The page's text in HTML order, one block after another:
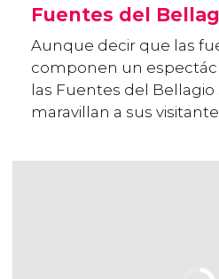
Fuentes del
Aunque decir que las
componen un
las Fuentes del
maravillan a sus